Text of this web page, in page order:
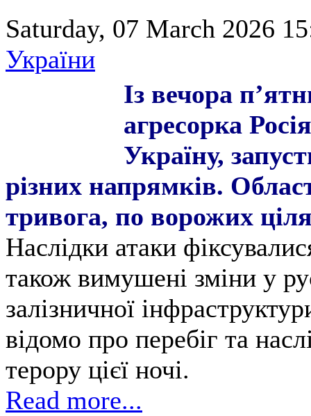
Saturday, 07 March 2026
України
Із вечора
агресорка
Україну,
різних напрямків.
тривога, по ворожих
Наслідки атаки
також вимушені зміни у
залізничної
відомо про перебіг та
терору цієї ночі.
Read more...